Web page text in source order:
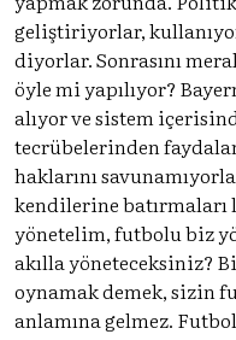
geliştiriyorlar,
diyorlar. Sonrasını
öyle mi yapılıyor?
alıyor ve sistem
tecrübelerinden
haklarını
kendilerine batırmaları
yönetelim, futbolu biz
akılla yöneteceksiniz?
oynamak demek, sizin
anlamına gelmez.